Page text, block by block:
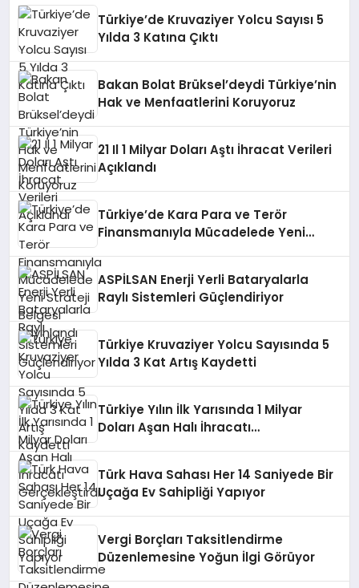
Türkiye’de Kruvaziyer Yolcu Sayısı 5
Yılda 3 Katına Çıktı
Bakan Bolat Brüksel’deydi Türkiye’nin
Hak ve Menfaatlerini Koruyoruz
21 Il 1 Milyar Doları Aştı İhracat Verileri
Açıklandı
Türkiye’de Kara Para ve Terör
Finansmanıyla Mücadelede Yeni
ASPİLSAN Enerji Yerli Bataryalarla
Raylı Sistemleri Güçlendiriyor
Türkiye Kruvaziyer Yolcu Sayısında 5
Yılda 3 Kat Artış Kaydetti
Türkiye Yılın İlk Yarısında 1 Milyar
Doları Aşan Halı İhracatı
Türk Hava Sahası Her 14 Saniyede Bir
Uçağa Ev Sahipliği Yapıyor
Vergi Borçları Taksitlendirme
Düzenlemesine Yoğun İlgi Görüyor